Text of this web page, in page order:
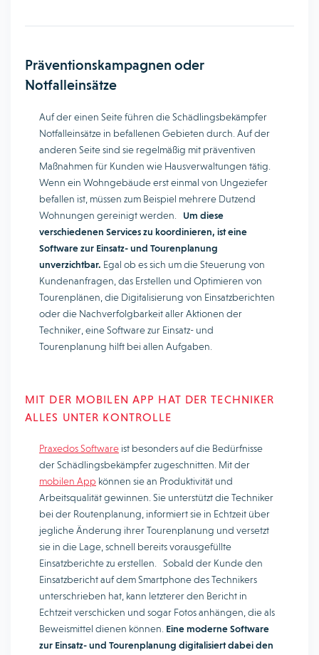
Präventionskampagnen oder
Notfalleinsätze
Auf der einen Seite führen die Schädlingsbekämpfer
Notfalleinsätze in befallenen Gebieten durch. Auf der
anderen Seite sind sie regelmäßig mit präventiven
Maßnahmen für Kunden wie Hausverwaltungen tätig.
Wenn ein Wohngebäude erst einmal von Ungeziefer
befallen ist, müssen zum Beispiel mehrere Dutzend
Wohnungen gereinigt werden. Um diese
verschiedenen Services zu koordinieren, ist eine
Software zur Einsatz- und Tourenplanung
unverzichtbar. Egal ob es sich um die Steuerung von
Kundenanfragen, das Erstellen und Optimieren von
Tourenplänen, die Digitalisierung von Einsatzberichten
oder die Nachverfolgbarkeit aller Aktionen der
Techniker, eine Software zur Einsatz- und
Tourenplanung hilft bei allen Aufgaben.
MIT DER MOBILEN APP HAT DER TECHNIKER
ALLES UNTER KONTROLLE
Praxedos Software ist besonders auf die Bedürfnisse
der Schädlingsbekämpfer zugeschnitten. Mit der
mobilen App können sie an Produktivität und
Arbeitsqualität gewinnen. Sie unterstützt die Techniker
bei der Routenplanung, informiert sie in Echtzeit über
jegliche Änderung ihrer Tourenplanung und versetzt
sie in die Lage, schnell bereits vorausgefüllte
Einsatzberichte zu erstellen. Sobald der Kunde den
Einsatzbericht auf dem Smartphone des Technikers
unterschrieben hat, kann letzterer den Bericht in
Echtzeit verschicken und sogar Fotos anhängen, die als
Beweismittel dienen können. Eine moderne Software
zur Einsatz- und Tourenplanung digitalisiert dabei den